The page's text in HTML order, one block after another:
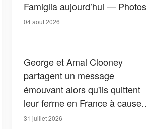
Famiglia aujourd’hui — Photos
04 août 2026
George et Amal Clooney
partagent un message
émouvant alors qu'ils quittent
leur ferme en France à cause
des feux de forêt — Tous les
31 juillet 2026